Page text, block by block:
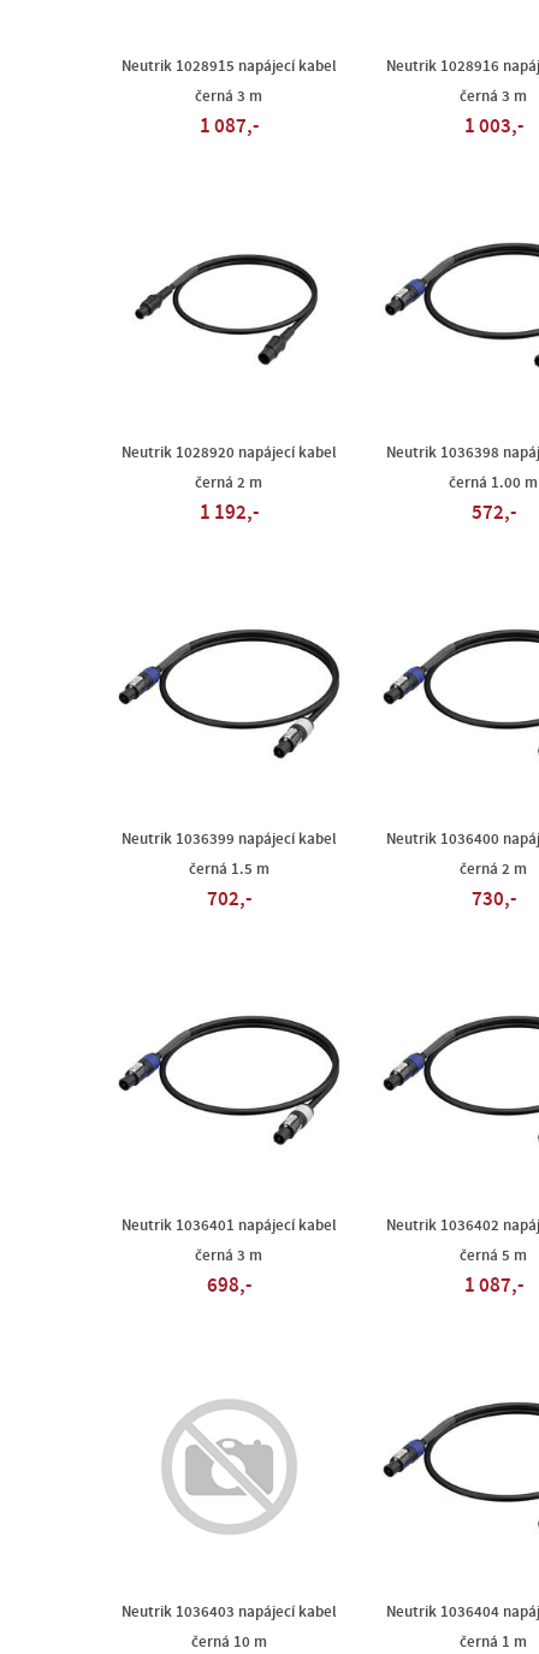
Neutrik 1028915 napájecí kabel
černá 3 m
1 087,-
Neutrik 1028916
černá 3 m
1 003,-
Neutrik 1028920 napájecí kabel
černá 2 m
1 192,-
Neutrik 1036398
černá 1.00 m
572,-
Neutrik 1036399 napájecí kabel
černá 1.5 m
702,-
Neutrik 1036400
černá 2 m
730,-
Neutrik 1036401 napájecí kabel
černá 3 m
698,-
Neutrik 1036402
černá 5 m
1 087,-
Neutrik 1036403 napájecí kabel
černá 10 m
Neutrik 1036404
černá 1 m